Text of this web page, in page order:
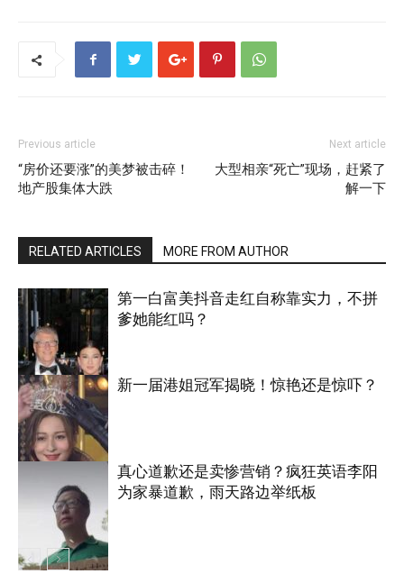
Previous article
“房价还要涨”的美梦被击碎！
地产股集体大跌
Next article
大型相亲“死亡”现场，赶紧了
解一下
RELATED ARTICLES MORE FROM AUTHOR
娱乐
第一白富美抖音走红自称靠实力，不拼
爹她能红吗？
新一届港姐冠军揭晓！惊艳还是惊吓？
真心道歉还是卖惨营销？疯狂英语李阳
为家暴道歉，雨天路边举纸板